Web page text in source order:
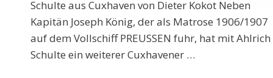
Schulte aus Cuxhaven von Dieter Kokot Neben
Kapitän Joseph König, der als Matrose 1906/1907
auf dem Vollschiff PREUSSEN fuhr, hat mit Ahlrich
Schulte ein weiterer Cuxhavener …